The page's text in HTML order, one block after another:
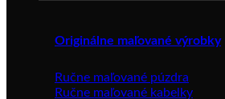
Originálne maľované výrobky
Ručne maľované púzdra
Ručne maľované kabelky